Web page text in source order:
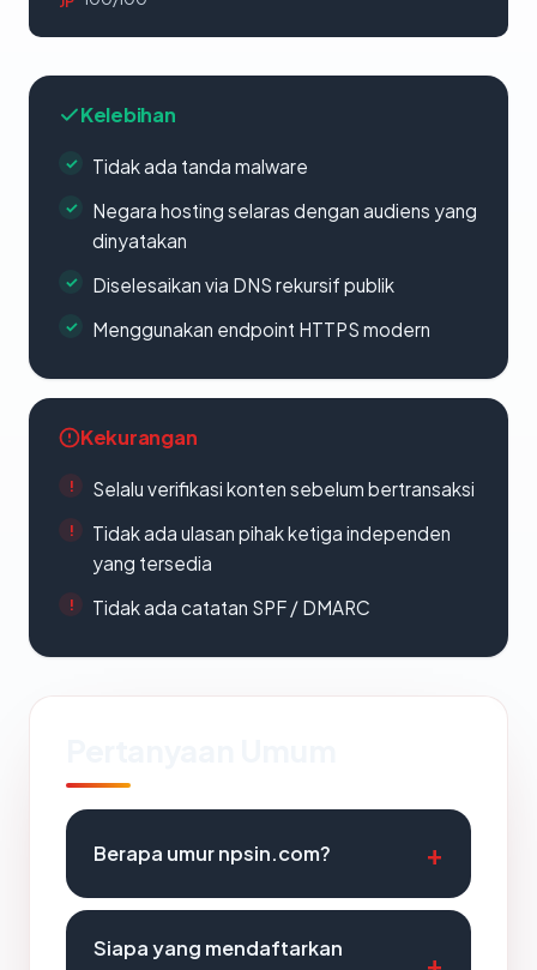
Kelebihan
Tidak ada tanda malware
Negara hosting selaras dengan audiens yang
dinyatakan
Diselesaikan via DNS rekursif publik
Menggunakan endpoint HTTPS modern
Kekurangan
Selalu verifikasi konten sebelum bertransaksi
Tidak ada ulasan pihak ketiga independen
yang tersedia
Tidak ada catatan SPF / DMARC
Berapa umur npsin.com?
Siapa yang mendaftarkan